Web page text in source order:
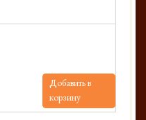
Добавить в
корзину